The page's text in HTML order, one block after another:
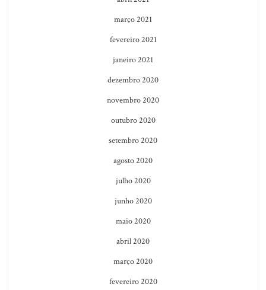
março 2021
fevereiro 2021
janeiro 2021
dezembro 2020
novembro 2020
outubro 2020
setembro 2020
agosto 2020
julho 2020
junho 2020
maio 2020
abril 2020
março 2020
fevereiro 2020